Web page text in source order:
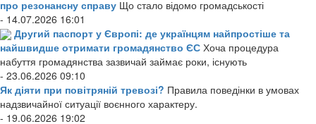
про резонансну справу Що стало відомо громадськості
- 14.07.2026 16:01
Другий паспорт у Європі: де українцям найпростіше та
найшвидше отримати громадянство ЄС Хоча процедура
набуття громадянства зазвичай займає роки, існують
- 23.06.2026 09:10
Як діяти при повітряній тревозі? Правила поведінки в умовах
надзвичайної ситуації воєнного характеру.
- 19.06.2026 19:02